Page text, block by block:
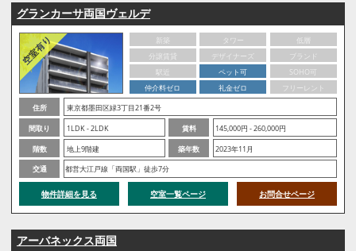
グランカーサ両国ヴェルデ
新築 タワー
低層
分譲賃貸
デザイナーズ
ブランド
駅近
ペット可
SOHO可
仲介料ゼロ
礼金ゼロ
フリーレント
住所
東京都墨田区緑3丁目21番2号
間取り
1LDK - 2LDK 賃料
145,000円 - 260,000円
階数
地上9階建 築年数
2023年11月
交通
都営大江戸線「両国駅」徒歩7分
物件詳細を見る 空室一覧ページ お問合せページ
アーバネックス両国